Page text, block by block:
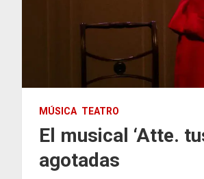
MÚSICA TEATRO
El musical ‘Atte.
agotadas